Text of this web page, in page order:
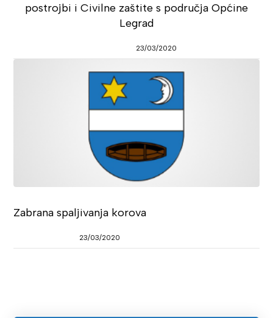
postrojbi i Civilne zaštite s područja Općine
Legrad
23/03/2020
Zabrana spaljivanja korova
23/03/2020